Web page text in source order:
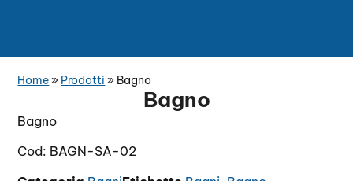
Home » Prodotti » Bagno
Bagno
Bagno
Cod: BAGN-SA-02